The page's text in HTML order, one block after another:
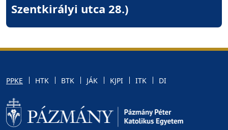
Szentkirályi utca 28.)
PPKE HTK BTK JÁK KJPI ITK DI